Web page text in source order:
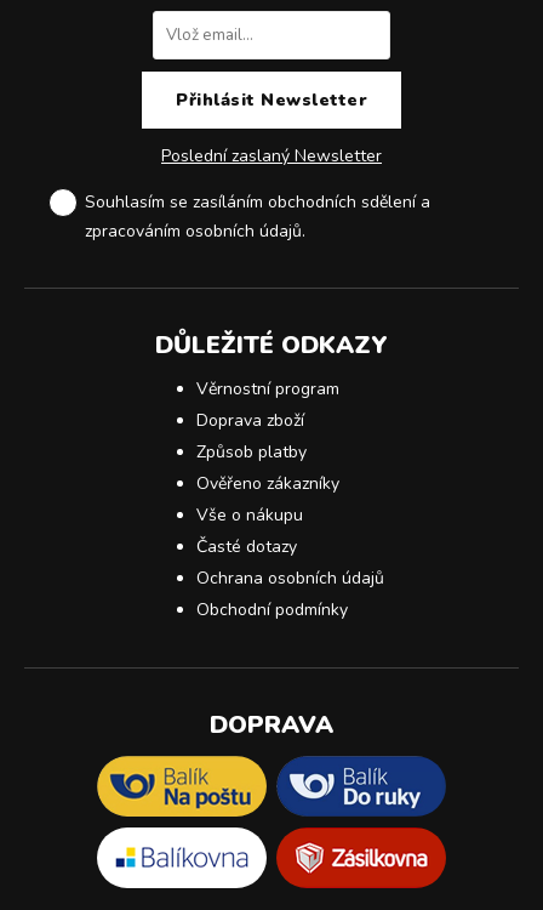
Poslední zaslaný Newsletter
Souhlasím se zasíláním obchodních sdělení a
zpracováním osobních údajů.
DŮLEŽITÉ ODKAZY
Věrnostní program
Doprava zboží
Způsob platby
Ověřeno zákazníky
Vše o nákupu
Časté dotazy
Ochrana osobních údajů
Obchodní podmínky
DOPRAVA